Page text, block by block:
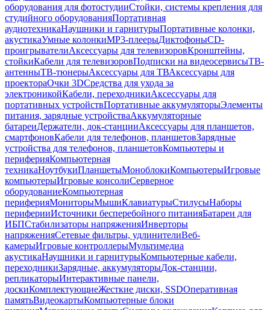
оборудования для фотостудииСтойки, системы крепления для
студийного оборудованияПортативная
аудиотехникаНаушники и гарнитурыПортативные колонки,
акустикаУмные колонкиMP3-плеерыДиктофоныCD-
проигрывателиАксессуары для телевизоровКронштейны,
стойкиКабели для телевизоровПодписки на видеосервисыТВ-
антенныТВ-тюнерыАксессуары для ТВАксессуары для
проектораОчки 3DСредства для ухода за
электроникойКабели, переходникиАксессуары для
портативных устройствПортативные аккумуляторыЭлементы
питания, зарядные устройстваАккумуляторные
батареиДержатели, док-станцииАксессуары для планшетов,
смартфоновКабели для телефонов, планшетовЗарядные
устройства для телефонов, планшетовКомпьютеры и
периферияКомпьютерная
техникаНоутбукиПланшетыМоноблокиКомпьютерыИгровые
компьютерыИгровые консолиСерверное
оборудованиеКомпьютерная
периферияМониторыМышиКлавиатурыСтилусыНаборы
периферииИсточники бесперебойного питанияБатареи для
ИБПСтабилизаторы напряженияИнверторы
напряженияСетевые фильтры, удлинителиВеб-
камерыИгровые контроллерыМультимедиа
акустикаНаушники и гарнитурыКомпьютерные кабели,
переходникиЗарядные, аккумуляторыДок-станции,
репликаторыИнтерактивные панели,
доскиКомплектующиеЖесткие диски, SSDОперативная
памятьВидеокартыКомпьютерные блоки